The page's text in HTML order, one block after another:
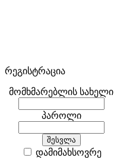
რეგისტრაცია
მომხმარებლის სახელი
პაროლი
დამიმახსოვრე